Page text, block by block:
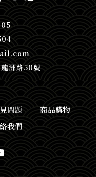
洲路50號
問題
商品購物
我們